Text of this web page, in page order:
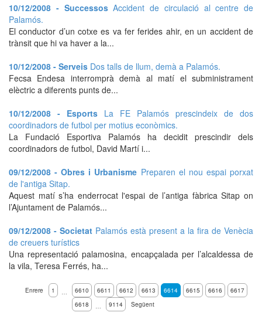
10/12/2008 - SuccessosAccident de circulació al centre de
Palamós.
El conductor d’un cotxe es va fer ferides ahir, en un accident de
trànsit que hi va haver a la...
10/12/2008 - Serveis Dos talls de llum, demà a Palamós.
Fecsa Endesa interromprà demà al matí el subministrament
elèctric a diferents punts de...
10/12/2008 - Esports La FE Palamós prescindeix de dos
coordinadors de futbol per motius econòmics.
La Fundació Esportiva Palamós ha decidit prescindir dels
coordinadors de futbol, David Martí i...
09/12/2008 - Obres i Urbanisme Preparen el nou espai porxat
de l'antiga Sitap.
Aquest matí s’ha enderrocat l'espai de l’antiga fàbrica Sitap on
l’Ajuntament de Palamós...
09/12/2008 - Societat Palamós està present a la fira de Venècia
de creuers turístics
Una representació palamosina, encapçalada per l’alcaldessa de
la vila, Teresa Ferrés, ha...
Enrere 1 … 6610 6611 6612 6613 6614 6615 6616
6617
6618
… 9114 Següent